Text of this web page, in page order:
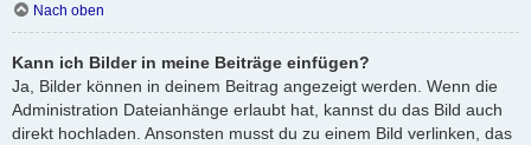
Nach oben
Kann ich Bilder in meine Beiträge einfügen?
Ja, Bilder können in deinem Beitrag angezeigt werden. Wenn die
Administration Dateianhänge erlaubt hat, kannst du das Bild auch
direkt hochladen. Ansonsten musst du zu einem Bild verlinken, das